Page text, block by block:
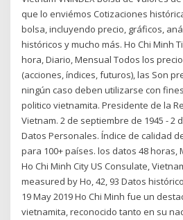
que lo enviémos Cotizaciones
bolsa, incluyendo precio, gráficos,
históricos y mucho más. Ho Chi Minh
hora, Diario, Mensual Todos los
(acciones, índices, futuros), las Son
ningún caso deben utilizarse con
politico vietnamita. Presidente de la
Vietnam. 2 de septiembre de 1945 - 2
Datos Personales. Índice de calidad
para 100+ países. ​​los datos 48 horas,
Ho Chi Minh City US Consulate,
measured by Ho, 42, 93 Datos
19 May 2019 Ho Chi Minh fue un
vietnamita, reconocido tanto en su